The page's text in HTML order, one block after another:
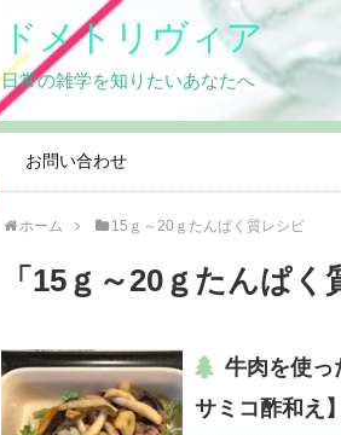
ドメトリヴィア
日常の雑学を知りたいあなたへ
お問い合わせ
ホーム 15ｇ～20ｇたんぱく質レシピ
「 15ｇ～20ｇたんぱく
牛肉を使っ
サミコ酢和え